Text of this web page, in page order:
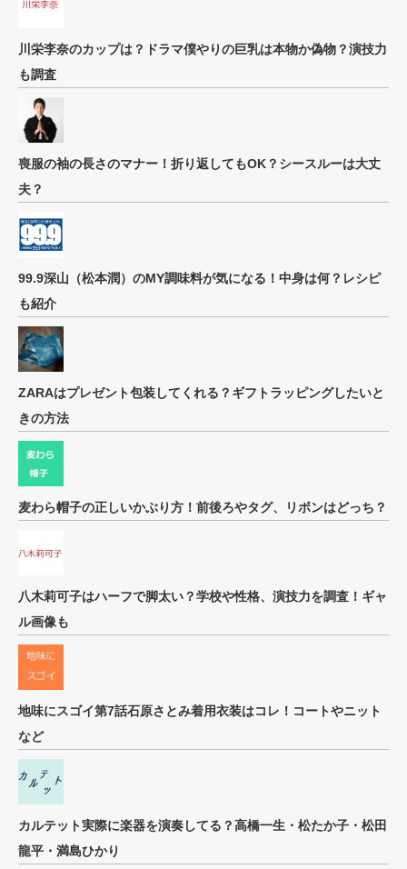
川栄李奈のカップは？ドラマ僕やりの巨乳は本物か偽物？演技力
も調査
喪服の袖の長さのマナー！折り返してもOK？シースルーは大丈
夫？
99.9深山（松本潤）のMY調味料が気になる！中身は何？レシピ
も紹介
ZARAはプレゼント包装してくれる？ギフトラッピングしたいと
きの方法
麦わら帽子の正しいかぶり方！前後ろやタグ、リボンはどっち？
八木莉可子はハーフで脚太い？学校や性格、演技力を調査！ギャ
ル画像も
地味にスゴイ第7話石原さとみ着用衣装はコレ！コートやニット
など
カルテット実際に楽器を演奏してる？高橋一生・松たか子・松田
龍平・満島ひかり